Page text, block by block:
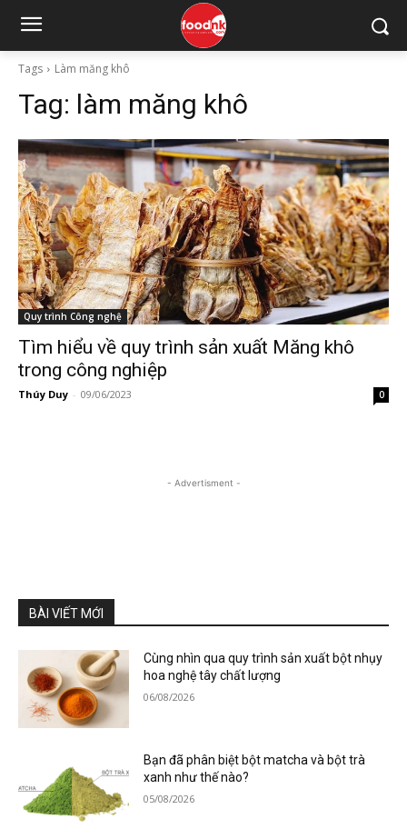
Tags Làm măng khô
Tag: làm măng khô
Quy trình Công nghệ
Tìm hiểu về quy trình sản xuất Măng khô
trong công nghiệp
Thúy Duy - 09/06/2023 0
- Advertisment -
BÀI VIẾT MỚI
Cùng nhìn qua quy trình sản xuất bột nhụy
hoa nghệ tây chất lượng
06/08/2026
Bạn đã phân biệt bột matcha và bột trà
xanh như thế nào?
05/08/2026